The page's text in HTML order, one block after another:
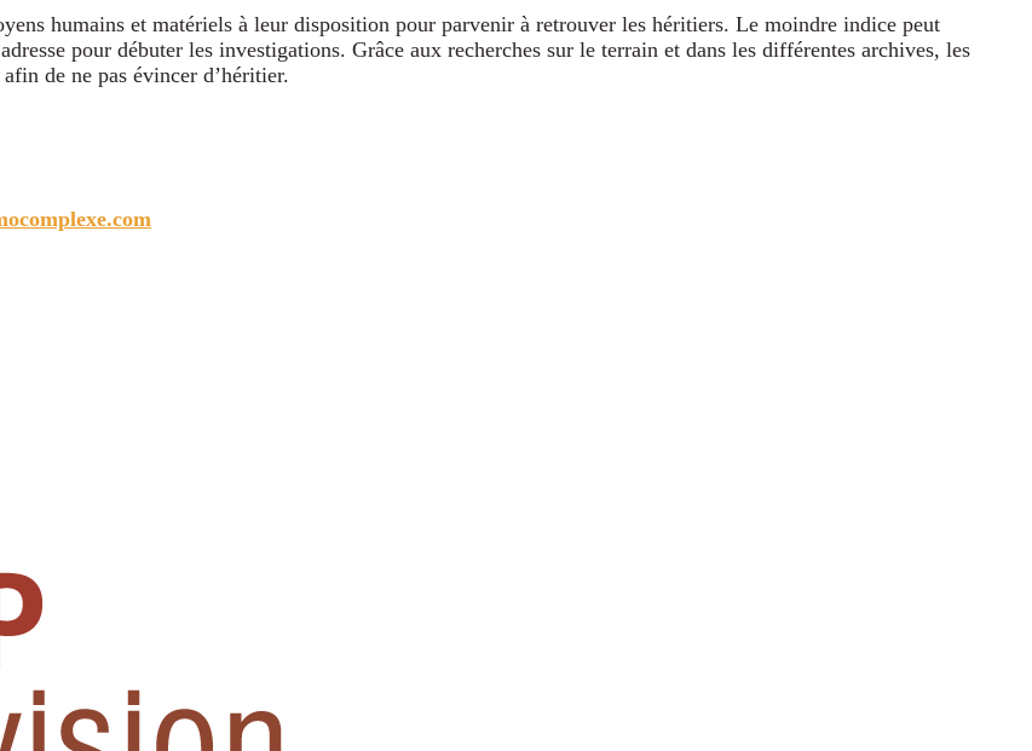
humains et matériels à leur disposition pour parvenir à retrouver les héritiers. Le moindre indice peut
pour débuter les investigations. Grâce aux recherches sur le terrain et dans les différentes archives, les
de ne pas évincer d’héritier.